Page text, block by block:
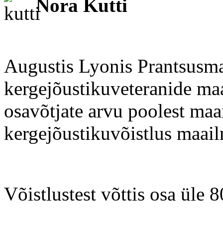
Nora Kutti
Augustis Lyonis
kergejõustikuveteranide
osavõtjate arvu poolest
kergejõustikuvõistlus
Võistlustest võttis osa üle